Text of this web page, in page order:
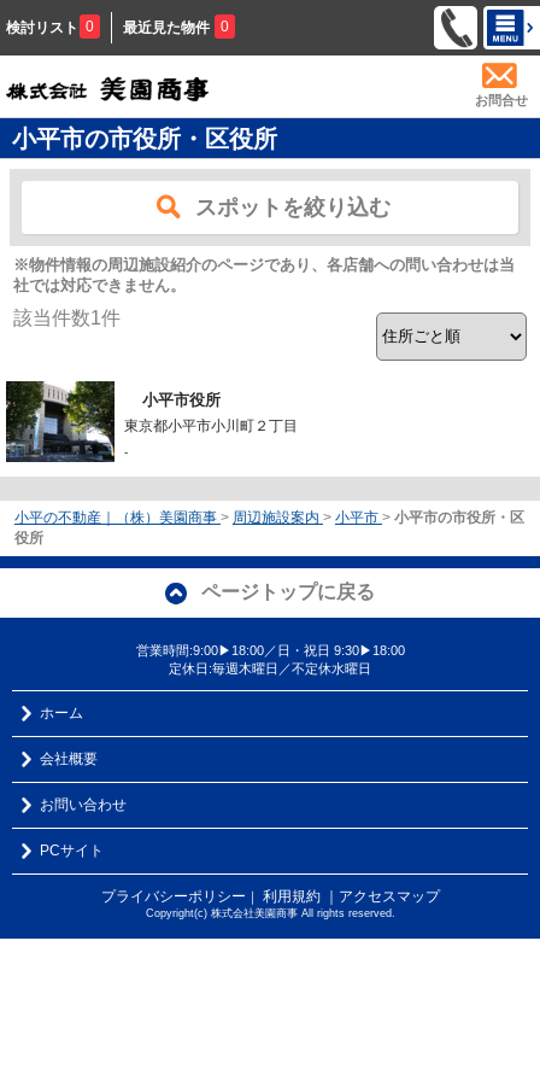
検討リスト 0 最近見た物件 0
お問合せ
小平市の市役所・区役所
スポットを絞り込む
※物件情報の周辺施設紹介のページであり、各店舗への問い合わせは当
社では対応できません。
該当件数1件
小平市役所
東京都小平市小川町２丁目
-
小平の不動産｜（株）美園商事 > 周辺施設案内 > 小平市 > 小平市の市役所・区
役所
ページトップに戻る
営業時間:9:00▶18:00／日・祝日 9:30▶18:00
定休日:毎週木曜日／不定休水曜日
ホーム
会社概要
お問い合わせ
PCサイト
プライバシーポリシー ｜ 利用規約 ｜アクセスマップ
Copyright(c) 株式会社美園商事 All rights reserved.